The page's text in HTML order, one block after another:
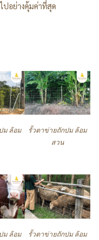
ปอย่างคุ้มค่าที่สุด
ม ล้อม
รั้วตาข่ายถักปม ล้อม
สวน
ม ล้อม
รั้วตาข่ายถักปม ล้อม